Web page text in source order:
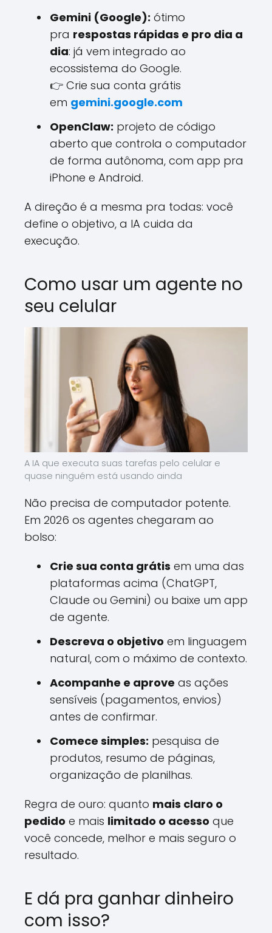
Gemini (Google): ótimo
pra respostas rápidas e pro dia a
dia: já vem integrado ao
ecossistema do Google.
👉 Crie sua conta grátis
em gemini.google.com
OpenClaw: projeto de código
aberto que controla o computador
de forma autônoma, com app pra
iPhone e Android.
A direção é a mesma pra todas: você
define o objetivo, a IA cuida da
execução.
Como usar um agente no
seu celular
A IA que executa suas tarefas pelo celular e
quase ninguém está usando ainda
Não precisa de computador potente.
Em 2026 os agentes chegaram ao
bolso:
Crie sua conta grátis em uma das
plataformas acima (ChatGPT,
Claude ou Gemini) ou baixe um app
de agente.
Descreva o objetivo em linguagem
natural, com o máximo de contexto.
Acompanhe e aprove as ações
sensíveis (pagamentos, envios)
antes de confirmar.
Comece simples: pesquisa de
produtos, resumo de páginas,
organização de planilhas.
Regra de ouro: quanto mais claro o
pedido e mais limitado o acesso que
você concede, melhor e mais seguro o
resultado.
E dá pra ganhar dinheiro
com isso?